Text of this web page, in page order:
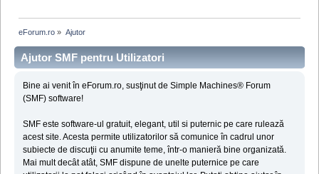
eForum.ro » Ajutor
Ajutor SMF pentru Utilizatori
Bine ai venit în eForum.ro, susţinut de Simple Machines® Forum
(SMF) software!
SMF este software-ul gratuit, elegant, util si puternic pe care rulează
acest site. Acesta permite utilizatorilor să comunice în cadrul unor
subiecte de discuţii cu anumite teme, într-o manieră bine organizată.
Mai mult decât atât, SMF dispune de unelte puternice pe care